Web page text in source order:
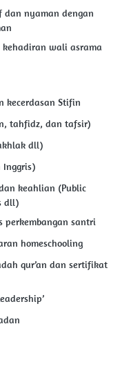
dan nyaman dengan
kehadiran wali asrama
kecerdasan Stifin
tahfidz, dan tafsir)
dll)
Inggris)
keahlian (Public
dll)
perkembangan santri
homeschooling
qur’an dan sertifikat